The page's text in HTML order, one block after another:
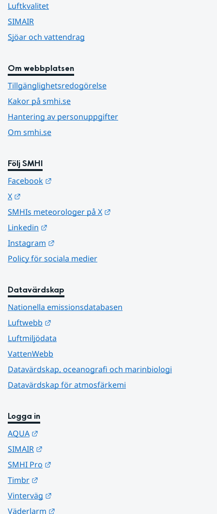
Luftkvalitet
SIMAIR
Sjöar och vattendrag
Om webbplatsen
Tillgänglighetsredogörelse
Kakor på smhi.se
Hantering av personuppgifter
Om smhi.se
Följ SMHI
Facebook
X
SMHIs meteorologer på X
Linkedin
Instagram
Policy för sociala medier
Datavärdskap
Nationella emissionsdatabasen
Luftwebb
Luftmiljödata
VattenWebb
Datavärdskap, oceanografi och marinbiologi
Datavärdskap för atmosfärkemi
Logga in
AQUA
SIMAIR
SMHI Pro
Timbr
Vinterväg
Väderlarm